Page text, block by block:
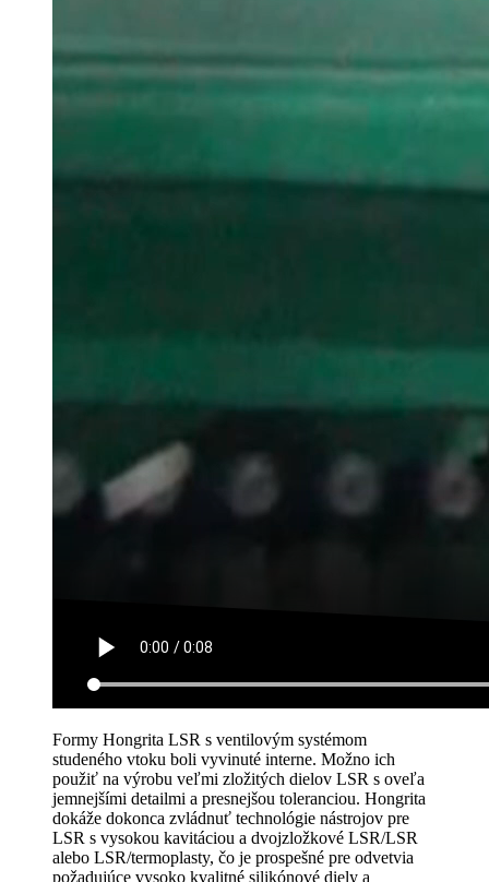
Formy Hongrita LSR s ventilovým systémom
studeného vtoku boli vyvinuté interne. Možno ich
použiť na výrobu veľmi zložitých dielov LSR s oveľa
jemnejšími detailmi a presnejšou toleranciou. Hongrita
dokáže dokonca zvládnuť technológie nástrojov pre
LSR s vysokou kavitáciou a dvojzložkové LSR/LSR
alebo LSR/termoplasty, čo je prospešné pre odvetvia
požadujúce vysoko kvalitné silikónové diely a